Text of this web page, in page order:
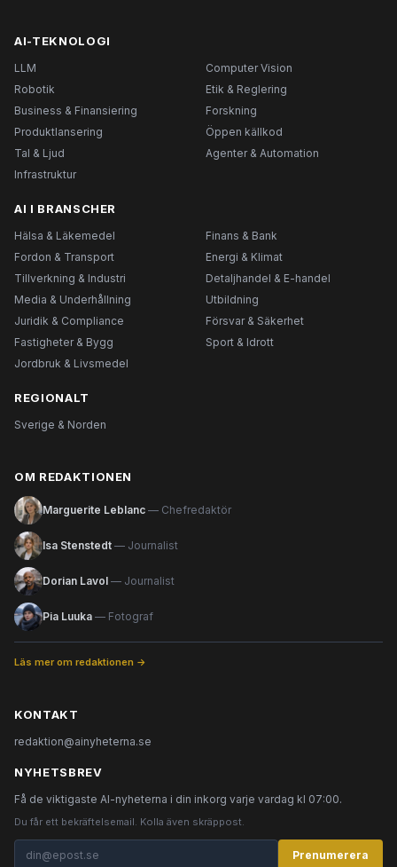
AI-TEKNOLOGI
LLM
Computer Vision
Robotik
Etik & Reglering
Business & Finansiering
Forskning
Produktlansering
Öppen källkod
Tal & Ljud
Agenter & Automation
Infrastruktur
AI I BRANSCHER
Hälsa & Läkemedel
Finans & Bank
Fordon & Transport
Energi & Klimat
Tillverkning & Industri
Detaljhandel & E-handel
Media & Underhållning
Utbildning
Juridik & Compliance
Försvar & Säkerhet
Fastigheter & Bygg
Sport & Idrott
Jordbruk & Livsmedel
REGIONALT
Sverige & Norden
OM REDAKTIONEN
Marguerite Leblanc — Chefredaktör
Isa Stenstedt — Journalist
Dorian Lavol — Journalist
Pia Luuka — Fotograf
Läs mer om redaktionen →
KONTAKT
redaktion@ainyheterna.se
NYHETSBREV
Få de viktigaste AI-nyheterna i din inkorg varje vardag kl 07:00.
Du får ett bekräftelsemail. Kolla även skräppost.
Prenumerera